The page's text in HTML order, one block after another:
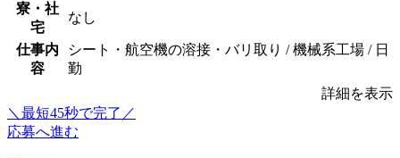
寮・社
宅
なし
仕事内
容
シート・航空機の溶接・バリ取り / 機械系工場 / 日
勤
詳細を表示
＼最短45秒で完了／
応募へ進む